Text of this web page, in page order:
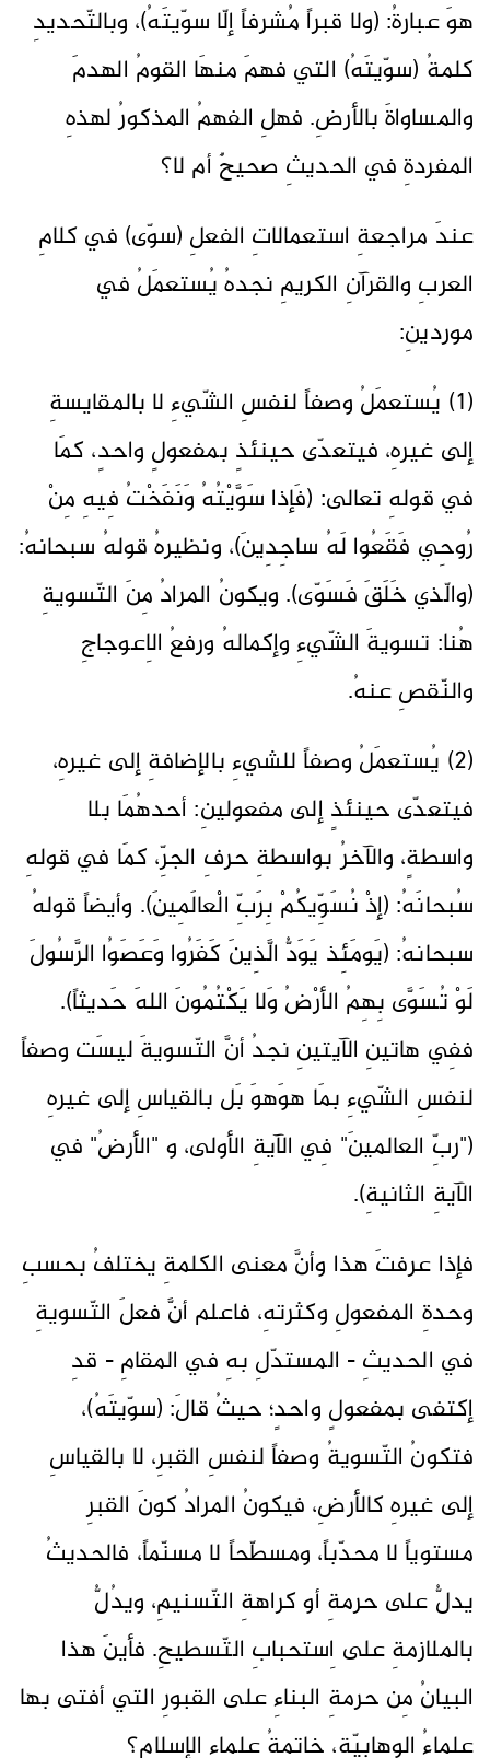
هوَ عبارةُ: (ولا قبراً مُشرفاً إلّا سوّيتَهُ)، وبالتّحديدِ
كلمةُ (سوّيتَهُ) التي فهمَ منهَا القومُ الهدمَ
والمساواةَ بالأرضِ. فهلِ الفهمُ المذكورُ لهذهِ
المفردةِ في الحديثِ صحيحٌ أم لا؟
عندَ مراجعةِ استعمالاتِ الفعلِ (سوّى) في كلامِ
العربِ والقرآنِ الكريمِ نجدهُ يُستعمَلُ في
موردينِ:
(1) يُستعمَلُ وصفاً لنفسِ الشّيءِ لا بالمقايسةِ
إلى غيرهِ، فيتعدّى حينئذٍ بمفعولٍ واحدٍ، كمَا
في قولهِ تعالى: (فَإذا سَوَّيْتُهُ وَنَفَخْتُ فِيهِ مِنْ
رُوحِي فَقَعُوا لَهُ ساجِدِينَ)، ونظيرهُ قولهُ سبحانهُ:
(والّذي خَلَقَ فَسَوّى). ويكونُ المرادُ مِنَ التّسويةِ
هُنا: تسويةَ الشّيءِ وإكمالهُ ورفعُ الاِعوجاجِ
والنّقصِ عنهُ.
(2) يُستعمَلُ وصفاً للشيءِ بالإضافةِ إلى غيرهِ،
فيتعدّى حينئذٍ إلى مفعولينِ: أحدهُمَا بلا
واسطةٍ، والآخرُ بواسطةِ حرفِ الجرِّ، كمَا في قولهِ
سُبحانَهُ: (إذْ نُسَوِّيكُمْ بِرَبِّ الْعالَمِينَ). وأيضاً قولهُ
سبحانهُ: (يَومَئِذ يَوَدُّ الَّذِينَ كَفَرُوا وَعَصَوُا الرَّسُولَ
لَوْ تُسَوَّى بِهِمُ الأرْضُ وَلا يَكْتُمُونَ اللهَ حَديثاً).
ففِي هاتينِ الآيتينِ نجدُ أنَّ التّسويةَ ليسَت وصفاً
لنفسِ الشّيءِ بمَا هوَهوَ بَل بالقياسِ إلى غيرهِ
("ربِّ العالمينَ" فِي الآيةِ الأولى، و "الأرضُ" في
الآيةِ الثانيةِ).
فإذا عرفتَ هذا وأنَّ معنى الكلمةِ يختلفُ بحسبِ
وحدةِ المفعولِ وكثرتهِ، فاعلم أنَّ فعلَ التّسويةِ
في الحديثِ - المستدّلِ بهِ في المقامِ - قدِ
إكتفى بمفعولٍ واحدٍ؛ حيثُ قالَ: (سوّيتَهُ)،
فتكونُ التّسويةُ وصفاً لنفسِ القبرِ، لا بالقياسِ
إلى غيرهِ كالأرضِ، فيكونُ المرادُ كونَ القبرِ
مستوياً لا محدّباً، ومسطّحاً لا مسنّماً، فالحديثُ
يدلُّ على حرمةِ أو كراهةِ التّسنيمِ، ويدُلُّ
بالملازمةِ على اِستحبابِ التّسطيحِ. فأينَ هذا
البيانُ مِن حرمةِ البناءِ على القبورِ التي أفتى بها
علماءُ الوهابيّةِ، خاتمةُ علماءِ الإسلامِ؟